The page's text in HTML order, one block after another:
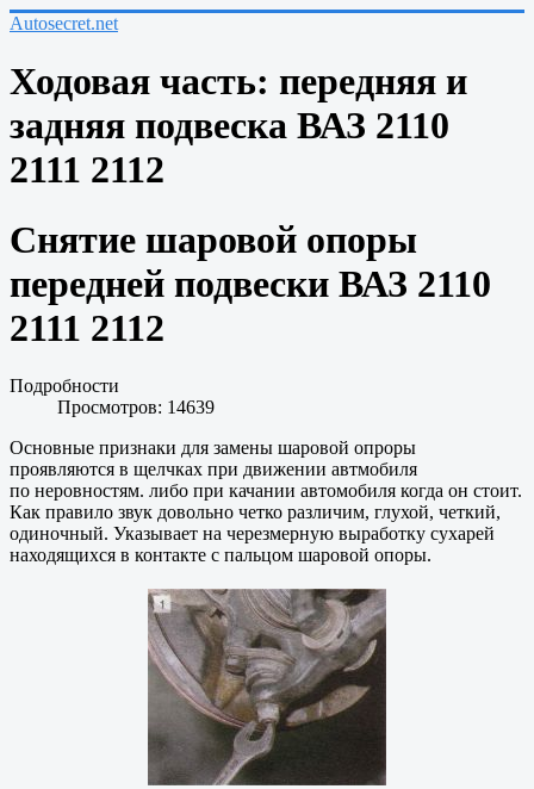
Autosecret.net
Ходовая часть: передняя и
задняя подвеска ВАЗ 2110
2111 2112
Снятие шаровой опоры
передней подвески ВАЗ 2110
2111 2112
Подробности
Просмотров: 14639
Основные признаки для замены шаровой опроры
проявляются в щелчках при движении автмобиля
по неровностям. либо при качании автомобиля когда он стоит.
Как правило звук довольно четко различим, глухой, четкий,
одиночный. Указывает на черезмерную выработку сухарей
находящихся в контакте с пальцом шаровой опоры.